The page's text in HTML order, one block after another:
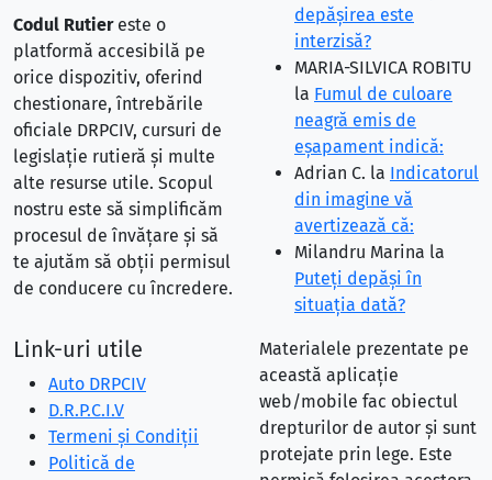
Codul Rutiereste o
platformă accesibilă pe
orice dispozitiv, oferind
chestionare, întrebările
oficiale DRPCIV, cursuri de
legislație rutieră și multe
alte resurse utile. Scopul
nostru este să simplificăm
procesul de învățare și să
te ajutăm să obții permisul
de conducere cu încredere.
depăşirea este
interzisă?
MARIA-SILVICA ROBITU
la Fumul de culoare
neagră emis de
eşapament indică:
Adrian C. la Indicatorul
din imagine vă
avertizează că:
Milandru Marina la
Puteţi depăşi în
situaţia dată?
Link-uri utile
Auto DRPCIV
D.R.P.C.I.V
Termeni și Condiții
Politică de
Materialele prezentate pe
această aplicație
web/mobile fac obiectul
drepturilor de autor și sunt
protejate prin lege. Este